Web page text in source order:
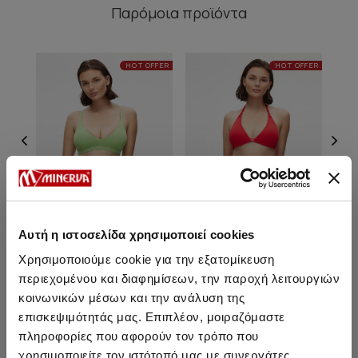
Αυτή η ιστοσελίδα χρησιμοποιεί cookies
Χρησιμοποιούμε cookie για την εξατομίκευση
περιεχομένου και διαφημίσεων, την παροχή λειτουργιών
κοινωνικών μέσων και την ανάλυση της
επισκεψιμότητάς μας. Επιπλέον, μοιραζόμαστε
πληροφορίες που αφορούν τον τρόπο που
χρησιμοποιείτε τον ιστότοπό μας με συνεργάτες
Παρόμοια προϊόντα
HOT OFFER
Lorin Rio V Brazil Bikini Σλιπ
9,95 €
HOT OFFER
Lorin Rio Bikini Σλιπ με
πλαϊνά δεσίματα
10,95 €